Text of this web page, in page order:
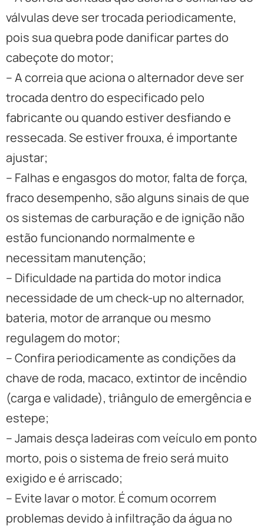
válvulas deve ser trocada periodicamente,
pois sua quebra pode danificar partes do
cabeçote do motor;
– A correia que aciona o alternador deve ser
trocada dentro do especificado pelo
fabricante ou quando estiver desfiando e
ressecada. Se estiver frouxa, é importante
ajustar;
– Falhas e engasgos do motor, falta de força,
fraco desempenho, são alguns sinais de que
os sistemas de carburação e de ignição não
estão funcionando normalmente e
necessitam manutenção;
– Dificuldade na partida do motor indica
necessidade de um check-up no alternador,
bateria, motor de arranque ou mesmo
regulagem do motor;
– Confira periodicamente as condições da
chave de roda, macaco, extintor de incêndio
(carga e validade), triângulo de emergência e
estepe;
– Jamais desça ladeiras com veículo em ponto
morto, pois o sistema de freio será muito
exigido e é arriscado;
– Evite lavar o motor. É comum ocorrem
problemas devido à infiltração da água no